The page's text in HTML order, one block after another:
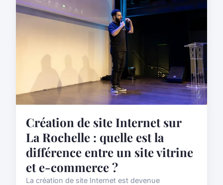
Création de site Internet sur
La Rochelle : quelle est la
différence entre un site vitrine
et e-commerce ?
La création de site Internet est devenue